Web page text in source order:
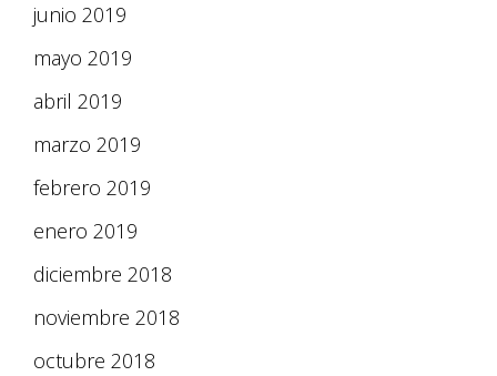
junio 2019
mayo 2019
abril 2019
marzo 2019
febrero 2019
enero 2019
diciembre 2018
noviembre 2018
octubre 2018